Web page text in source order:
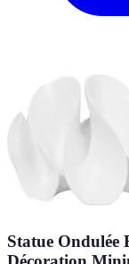
Statue Ondulée